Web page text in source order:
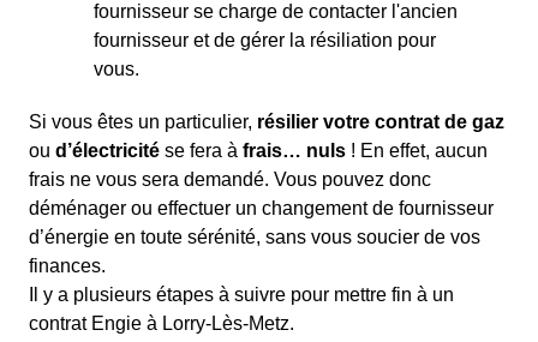
fournisseur se charge de contacter l'ancien
fournisseur et de gérer la résiliation pour
vous.
Si vous êtes un particulier, résilier votre contrat de gaz
ou d’électricité se fera à frais… nuls ! En effet, aucun
frais ne vous sera demandé. Vous pouvez donc
déménager ou effectuer un changement de fournisseur
d’énergie en toute sérénité, sans vous soucier de vos
finances.
Il y a plusieurs étapes à suivre pour mettre fin à un
contrat Engie à Lorry-Lès-Metz.